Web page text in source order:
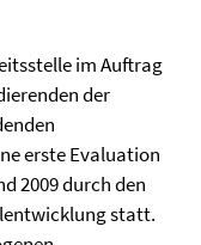
im Auftrag
der
erste Evaluation
2009 durch den
statt.